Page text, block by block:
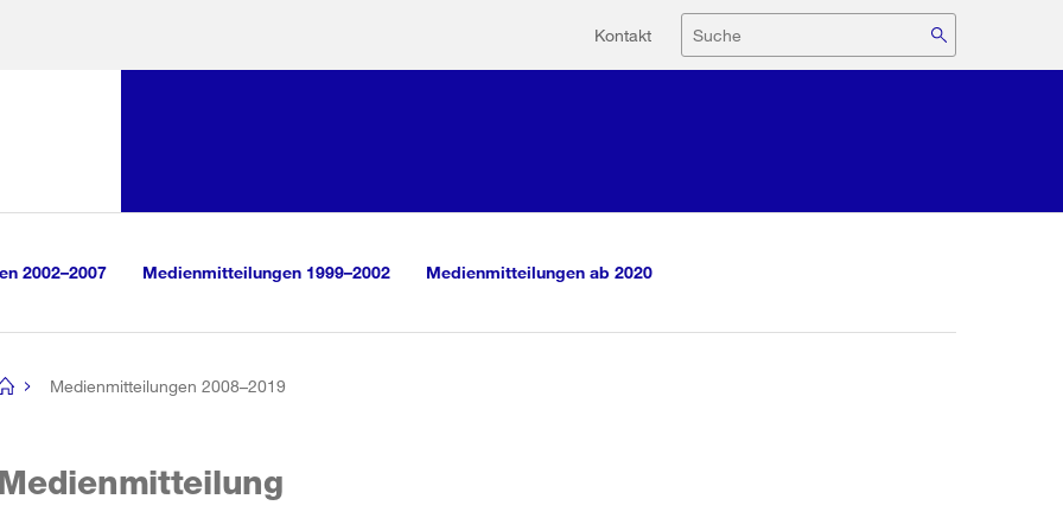
Hilfsnavigation
Kontakt Suche
2002–2007 Medienmitteilungen 1999–2002 Medienmitteilungen ab 2020
Medienmitteilungen 2008–2019